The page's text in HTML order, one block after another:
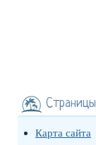
Страницы
Карта сайта